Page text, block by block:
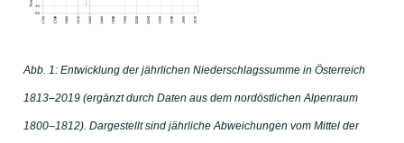
Abb. 1: Entwicklung der jährlichen Niederschlagssumme in Österreich
1813–2019 (ergänzt durch Daten aus dem nordöstlichen Alpenraum
1800–1812). Dargestellt sind jährliche Abweichungen vom Mittel der